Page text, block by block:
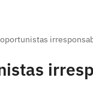
oportunistas